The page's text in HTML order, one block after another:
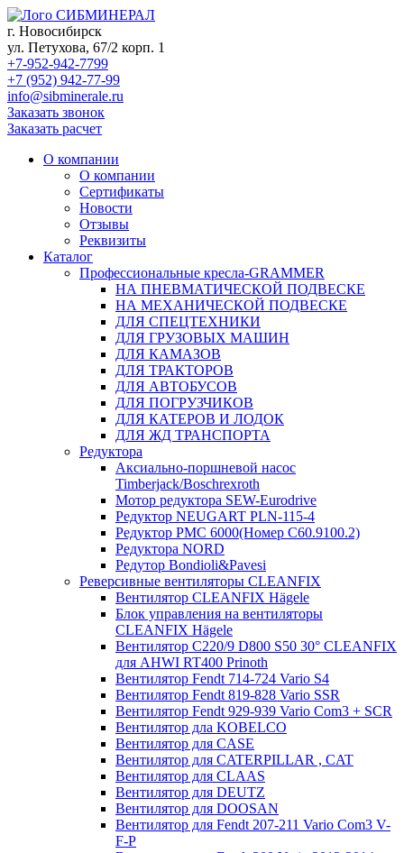
СИБМИНЕРАЛ
г. Новосибирск
ул. Петухова, 67/2 корп. 1
+7-952-942-7799
+7 (952) 942-77-99
info@sibminerale.ru
Заказать звонок
Заказать расчет
О компании
О компании
Сертификаты
Новости
Отзывы
Реквизиты
Каталог
Профессиональные кресла-GRAMMER
НА ПНЕВМАТИЧЕСКОЙ ПОДВЕСКЕ
НА МЕХАНИЧЕСКОЙ ПОДВЕСКЕ
ДЛЯ СПЕЦТЕХНИКИ
ДЛЯ ГРУЗОВЫХ МАШИН
ДЛЯ КАМАЗОВ
ДЛЯ ТРАКТОРОВ
ДЛЯ АВТОБУСОВ
ДЛЯ ПОГРУЗЧИКОВ
ДЛЯ КАТЕРОВ И ЛОДОК
ДЛЯ ЖД ТРАНСПОРТА
Редуктора
Аксиально-поршневой насос
Timberjack/Boschrexroth
Мотор редуктора SEW-Eurodrive
Редуктор NEUGART PLN-115-4
Редуктор PMC 6000(Номер C60.9100.2)
Редуктора NORD
Редутор Bondioli&Pavesi
Реверсивные вентиляторы CLEANFIX
Вентилятор CLEANFIX Hägele
Блок управления на вентиляторы
CLEANFIX Hägele
Вентилятор C220/9 D800 S50 30° CLEANFIX
для AHWI RT400 Prinoth
Вентилятор Fendt 714-724 Vario S4
Вентилятор Fendt 819-828 Vario SSR
Вентилятор Fendt 929-939 Vario Com3 + SCR
Вентилятор дла KOBELCO
Вентилятор для CASE
Вентилятор для CATERPILLAR , CAT
Вентилятор для CLAAS
Вентилятор для DEUTZ
Вентилятор для DOOSAN
Вентилятор для Fendt 207-211 Vario Com3 V-
F-P